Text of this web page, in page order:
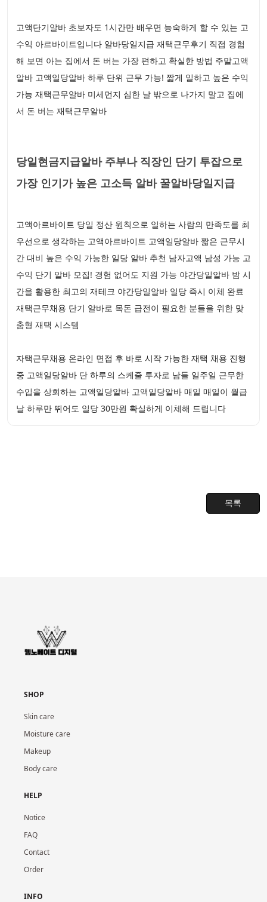
고액단기알바 초보자도 1시간만 배우면 능숙하게 할 수 있는 고
수익 아르바이트입니다 알바당일지급 재택근무후기 직접 경험
해 보면 아는 집에서 돈 버는 가장 편하고 확실한 방법 주말고액
알바 고액일당알바 하루 단위 근무 가능! 짧게 일하고 높은 수익
가능 재택근무알바 미세먼지 심한 날 밖으로 나가지 말고 집에
서 돈 버는 재택근무알바
당일현금지급알바 주부나 직장인 단기 투잡으로
가장 인기가 높은 고소득 알바 꿀알바당일지급
고액아르바이트 당일 정산 원칙으로 일하는 사람의 만족도를 최
우선으로 생각하는 고액아르바이트 고액일당알바 짧은 근무시
간 대비 높은 수익 가능한 일당 알바 추천 남자고액 남성 가능 고
수익 단기 알바 모집! 경험 없어도 지원 가능 야간당일알바 밤 시
간을 활용한 최고의 재테크 야간당일알바 일당 즉시 이체 완료
재택근무채용 단기 알바로 목돈 급전이 필요한 분들을 위한 맞
춤형 재택 시스템
자택근무채용 온라인 면접 후 바로 시작 가능한 재택 채용 진행
중 고액일당알바 단 하루의 스케줄 투자로 남들 일주일 근무한
수입을 상회하는 고액일당알바 고액일당알바 매일 매일이 월급
날 하루만 뛰어도 일당 30만원 확실하게 이체해 드립니다
목록
SHOP
Skin care
Moisture care
Makeup
Body care
HELP
Notice
FAQ
Contact
Order
INFO